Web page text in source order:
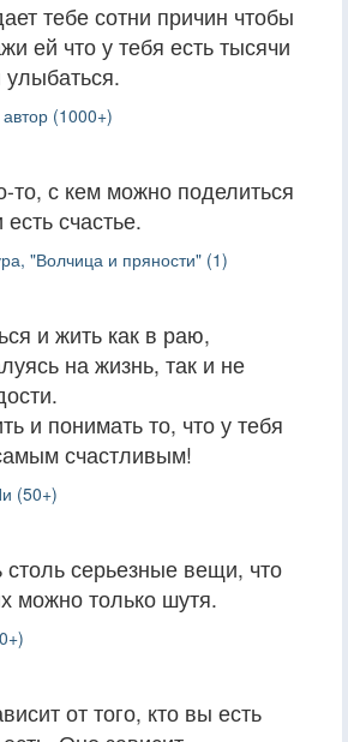
тебе сотни причин чтобы
ей что у тебя есть тысячи
(1000+)
то, с кем можно поделиться
счастье.
"Волчица и пряности" (1)
и жить как в раю,
на жизнь, так и не
и понимать то, что у тебя
счастливым!
(50+)
столь серьезные вещи, что
можно только шутя.
от того, кто вы есть